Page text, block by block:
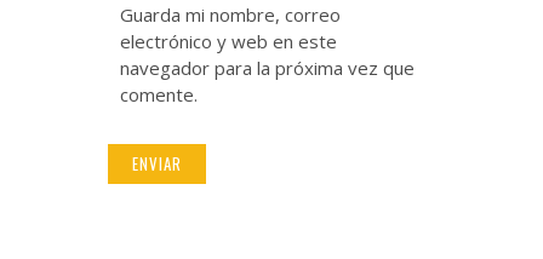
Guarda mi nombre, correo
electrónico y web en este
navegador para la próxima vez que
comente.